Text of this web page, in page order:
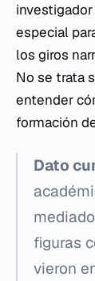
especial
los giros
No se trata
entender
formación
Dato
figuras
vieron